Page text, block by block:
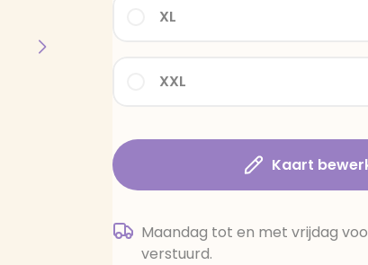
XXL
XL
Kaart
Maandag tot en met vrijdag
verstuurd.